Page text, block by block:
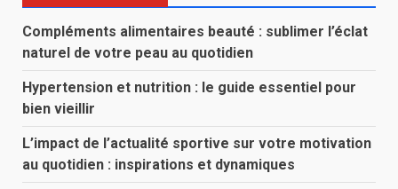
Compléments alimentaires beauté : sublimer l’éclat
naturel de votre peau au quotidien
Hypertension et nutrition : le guide essentiel pour
bien vieillir
L’impact de l’actualité sportive sur votre motivation
au quotidien : inspirations et dynamiques